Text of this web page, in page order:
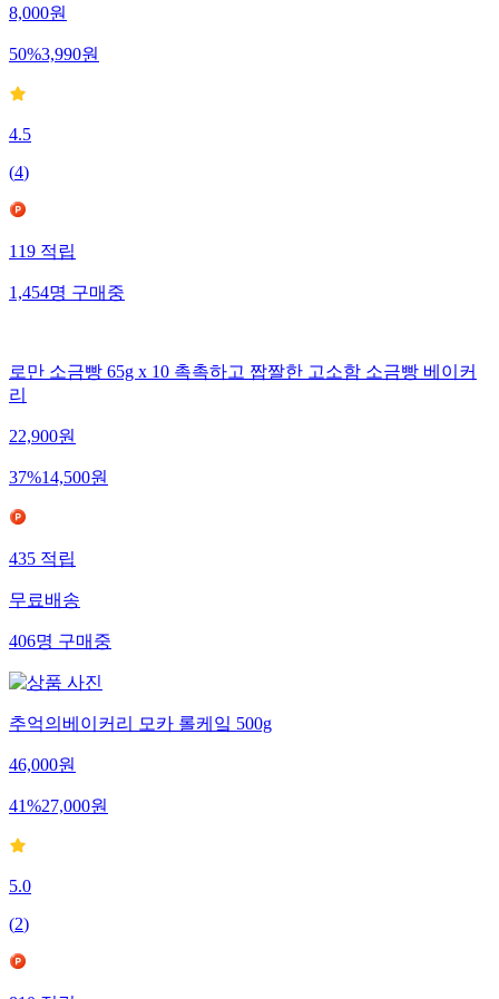
8,000원
50%3,990원
4.5
(4)
119적립
1,454명구매중
로만 소금빵 65g x 10 촉촉하고 짭짤한 고소함 소금빵 베이커
리
22,900원
37%14,500원
435적립
무료배송
406명구매중
추억의베이커리 모카 롤케잌 500g
46,000원
41%27,000원
5.0
(2)